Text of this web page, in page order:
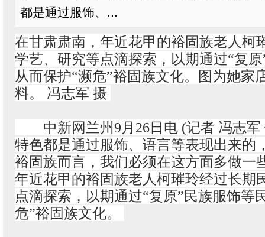
都是通过服饰、...
在甘肃肃南，年近花甲的裕固族老人柯
学艺、研究等点滴探索，以期通过“复
从而保护“濒危”裕固族文化。图为她家
料。 冯志军 摄
中新网兰州9月26日电 (记者 冯志军
特色都是通过服饰、语言等表现出来的
裕固族而言，我们必须在这方面多做一
年近花甲的裕固族老人柯璀玲经过长期
点滴探索，以期通过“复原”民族服饰等
危”裕固族文化。